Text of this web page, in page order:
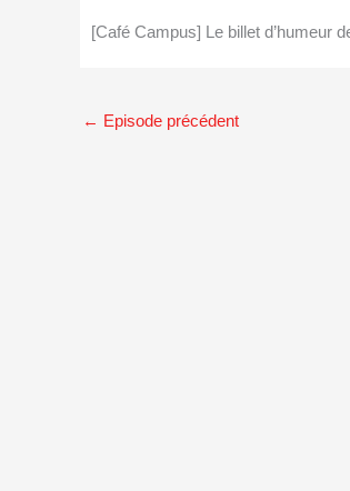
[Café Campus] Le billet d’humeur
← Episode précédent